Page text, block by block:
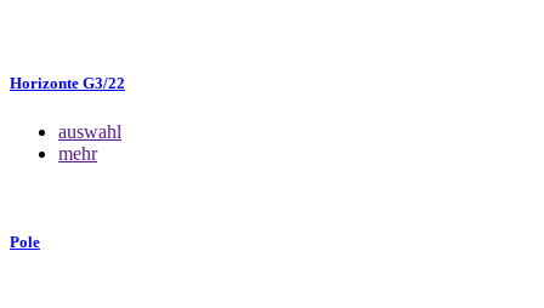
Horizonte G3/22
auswahl
mehr
Pole